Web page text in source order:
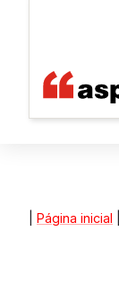
Página inicial